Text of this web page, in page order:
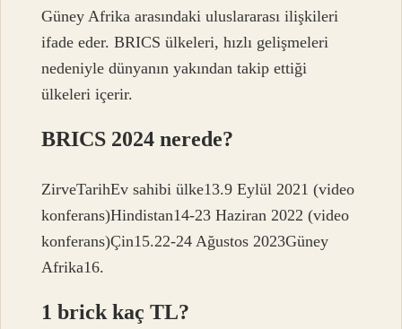
Güney Afrika arasındaki uluslararası ilişkileri
ifade eder. BRICS ülkeleri, hızlı gelişmeleri
nedeniyle dünyanın yakından takip ettiği
ülkeleri içerir.
BRICS 2024 nerede?
ZirveTarihEv sahibi ülke13.9 Eylül 2021 (video
konferans)Hindistan14-23 Haziran 2022 (video
konferans)Çin15.22-24 Ağustos 2023Güney
Afrika16.
1 brick kaç TL?